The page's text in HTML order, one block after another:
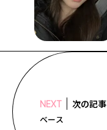
NEXT 次の記事
ベース